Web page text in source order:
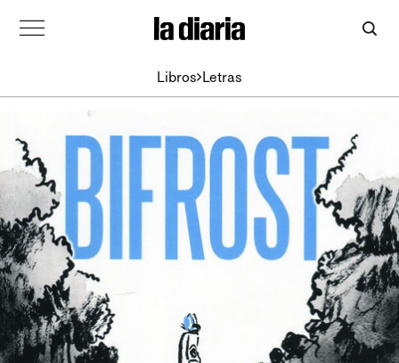
Libros Letras